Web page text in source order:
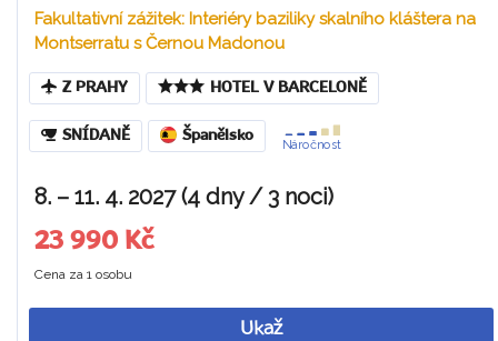
Fakultativní zážitek: Interiéry baziliky skalního kláštera na
Montserratu s Černou Madonou
Z PRAHY HOTEL V BARCELONĚ
SNÍDANĚ Španělsko
Náročnost
8. – 11. 4. 2027 (4 dny / 3 noci)
23 990 Kč
Cena za 1 osobu
Ukaž